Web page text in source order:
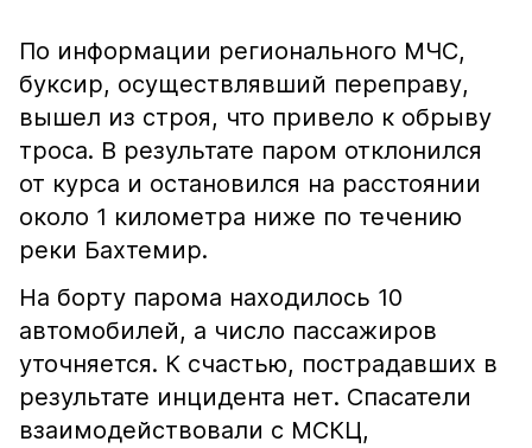
По информации регионального МЧС,
буксир, осуществлявший переправу,
вышел из строя, что привело к обрыву
троса. В результате паром отклонился
от курса и остановился на расстоянии
около 1 километра ниже по течению
реки Бахтемир.
На борту парома находилось 10
автомобилей, а число пассажиров
уточняется. К счастью, пострадавших в
результате инцидента нет. Спасатели
взаимодействовали с МСКЦ,